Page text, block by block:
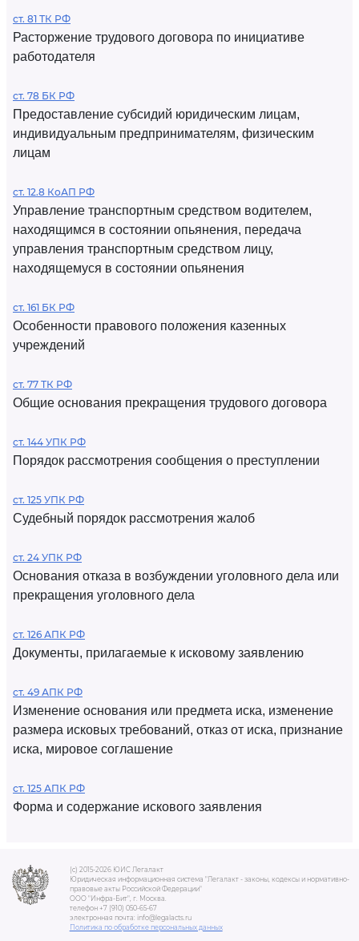
ст. 81 ТК РФ
Расторжение трудового договора по инициативе
работодателя
ст. 78 БК РФ
Предоставление субсидий юридическим лицам,
индивидуальным предпринимателям, физическим
лицам
ст. 12.8 КоАП РФ
Управление транспортным средством водителем,
находящимся в состоянии опьянения, передача
управления транспортным средством лицу,
находящемуся в состоянии опьянения
ст. 161 БК РФ
Особенности правового положения казенных
учреждений
ст. 77 ТК РФ
Общие основания прекращения трудового договора
ст. 144 УПК РФ
Порядок рассмотрения сообщения о преступлении
ст. 125 УПК РФ
Судебный порядок рассмотрения жалоб
ст. 24 УПК РФ
Основания отказа в возбуждении уголовного дела или
прекращения уголовного дела
ст. 126 АПК РФ
Документы, прилагаемые к исковому заявлению
ст. 49 АПК РФ
Изменение основания или предмета иска, изменение
размера исковых требований, отказ от иска, признание
иска, мировое соглашение
ст. 125 АПК РФ
Форма и содержание искового заявления
(c) 2015-2026 ЮИС Легалакт
Юридическая информационная система "Легалакт - законы, кодексы и нормативно-
правовые акты Российской Федерации"
ООО "Инфра-Бит", г. Москва.
телефон +7 (910) 050-65-67
электронная почта: info@legalacts.ru
Политика по обработке персональных данных